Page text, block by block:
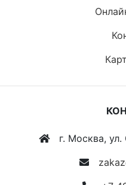
г. Москва, ул.